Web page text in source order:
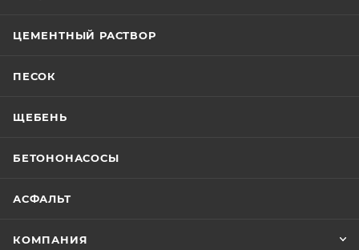
ЦЕМЕНТНЫЙ РАСТВОР
ПЕСОК
ЩЕБЕНЬ
БЕТОНОНАСОСЫ
АСФАЛЬТ
КОМПАНИЯ